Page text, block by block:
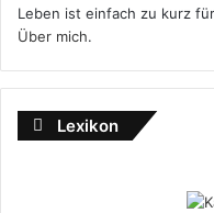
Leben ist einfach zu kurz
Über mich.
Lexikon